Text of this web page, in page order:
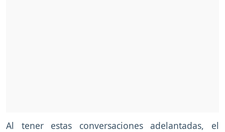
Al tener estas conversaciones adelantadas, el